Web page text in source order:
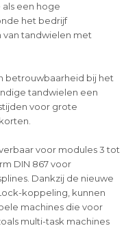
een hoge
het bedrijf
tandwielen met
betrouwbaarheid bij het
tandwielen een
voor grote
voor modules 3 tot
DIN 867 voor
Dankzij de nieuwe
koppeling, kunnen
machines die voor
multi-task machines